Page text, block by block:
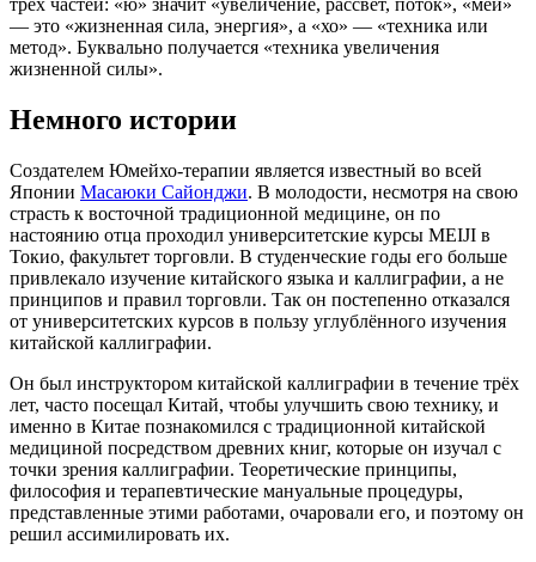
трёх частей: «ю» значит «увеличение, рассвет, поток», «мей»
— это «жизненная сила, энергия», а «хо» — «техника или
метод». Буквально получается «техника увеличения
жизненной силы».
Немного истории
Создателем Юмейхо-терапии является известный во всей
Японии Масаюки Сайонджи. В молодости, несмотря на свою
страсть к восточной традиционной медицине, он по
настоянию отца проходил университетские курсы MEIJI в
Токио, факультет торговли. В студенческие годы его больше
привлекало изучение китайского языка и каллиграфии, а не
принципов и правил торговли. Так он постепенно отказался
от университетских курсов в пользу углублённого изучения
китайской каллиграфии.
Он был инструктором китайской каллиграфии в течение трёх
лет, часто посещал Китай, чтобы улучшить свою технику, и
именно в Китае познакомился с традиционной китайской
медициной посредством древних книг, которые он изучал с
точки зрения каллиграфии. Теоретические принципы,
философия и терапевтические мануальные процедуры,
представленные этими работами, очаровали его, и поэтому он
решил ассимилировать их.